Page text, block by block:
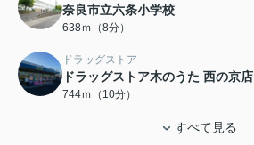
奈良市立六条小学校
638ｍ（8分）
ドラッグストア
ドラッグストア木のうた 西の京店
744ｍ（10分）
すべて見る